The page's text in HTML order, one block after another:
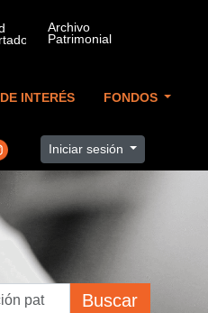
INTERÉS FONDOS
Iniciar sesión
Buscar